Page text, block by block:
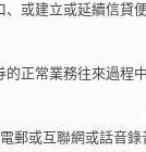
、或建立或延續信貸
的正常業務往來過程
郵或互聯網或話音